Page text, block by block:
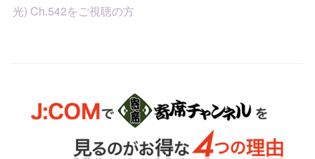
光) Ch.542をご視聴の方